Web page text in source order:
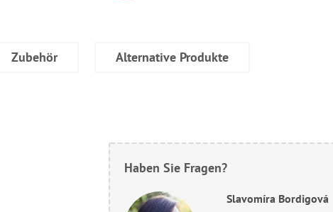
Zubehör Alternative Produkte
Haben Sie Fragen?
Slavomíra Bordigová